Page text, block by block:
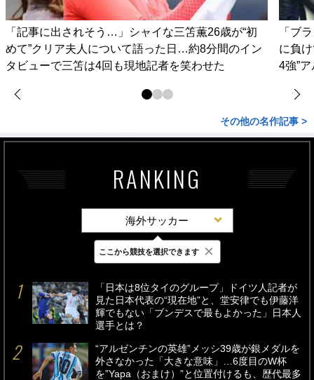
「記事に出されそう…」シャイな三笘薫26歳が“初
めて”クリア夫人について語った日…約8分間のイン
タビューで三笘は4回も現地記者を笑わせた
「ブ
に負
4強”
その他の名作記事 >
RANKING
海外サッカー
最新 24時間 週間
「日本は8位タイのグループ」ドイツ人記者が
見た日本代表の“現在地”と、堂安律でも伊藤洋
輝でもない「ブンデスで最もよかった」日本人
選手とは？
“アルゼンチンの英雄”メッシ39歳が銀メダルを
外さなかった「大きな意味」…6度目のW杯
を”Yapa（おまけ）”と位置付けるも、歴代最多
ここから競技を選択できます ×